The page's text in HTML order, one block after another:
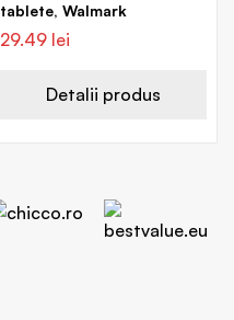
tablete, Walmark
29.49 lei
Detalii produs